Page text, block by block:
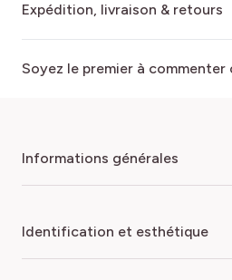
Expédition, livraison & retours
Soyez le premier à commenter
informations générales
Le Magnolia denudata ‘Festirose’
identification et esthétique